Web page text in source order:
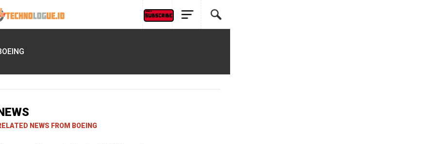
NEWS FROM BOEING